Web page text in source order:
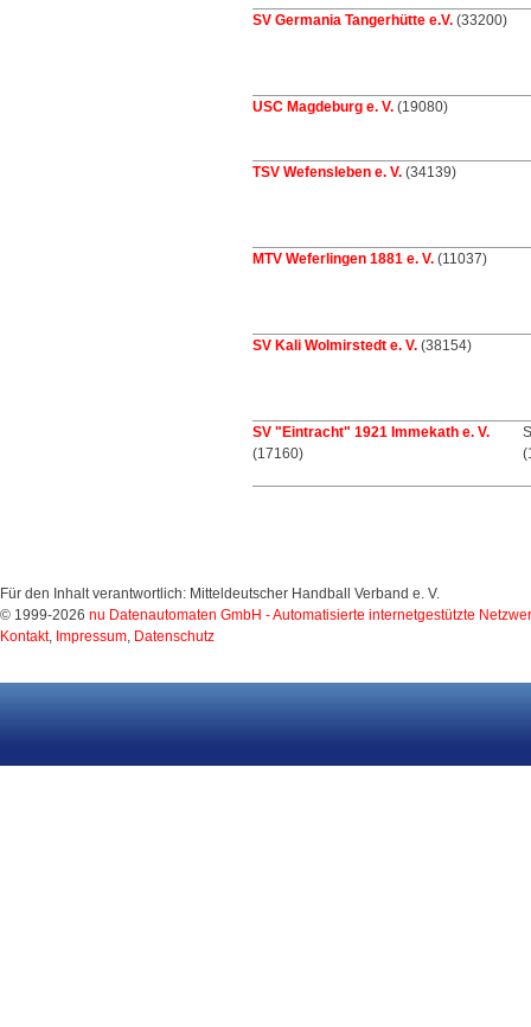
SV Germania Tangerhütte e.V. (33200)
USC Magdeburg e. V. (19080)
TSV Wefensleben e. V. (34139)
MTV Weferlingen 1881 e. V. (11037)
SV Kali Wolmirstedt e. V. (38154)
SV "Eintracht" 1921 Immekath e. V.
(17160)
Für den Inhalt verantwortlich: Mitteldeutscher Handball Verband e. V.
© 1999-2026 nu Datenautomaten GmbH - Automatisierte internetgestützte
Kontakt, Impressum, Datenschutz